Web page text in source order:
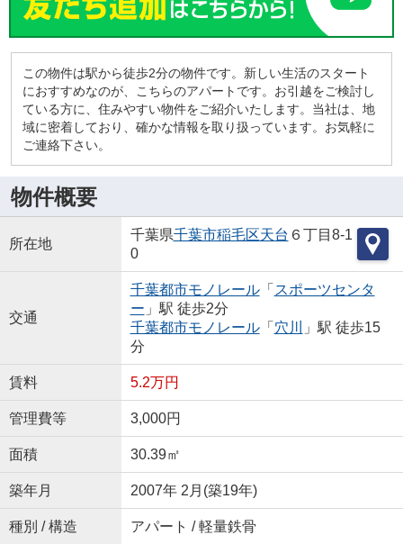
この物件は駅から徒歩2分の物件です。新しい生活のスタート
におすすめなのが、こちらのアパートです。お引越をご検討し
ている方に、住みやすい物件をご紹介いたします。当社は、地
域に密着しており、確かな情報を取り扱っています。お気軽に
ご連絡下さい。
物件概要
所在地
千葉県千葉市稲毛区天台 ６丁目8-1
0
交通
千葉都市モノレール「 スポーツセンタ
ー 」駅 徒歩2分
千葉都市モノレール「 穴川
」駅 徒歩15
分
賃料 5.2万円
管理費等 3,000円
面積 30.39㎡
築年月 2007年 2月(築19年)
種別 / 構造 アパート / 軽量鉄骨